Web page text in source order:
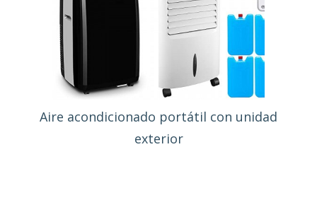
Aire acondicionado portátil con unidad
exterior